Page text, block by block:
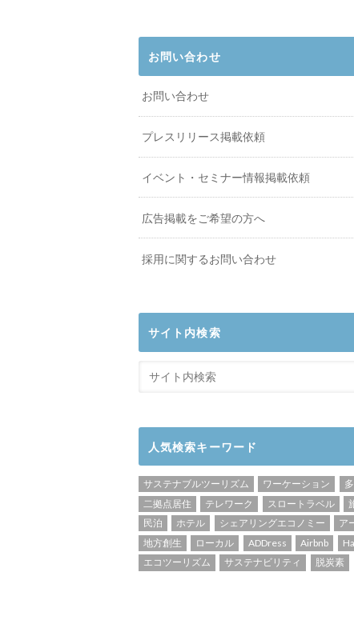
お問い合わせ
お問い合わせ
プレスリリース掲載依頼
イベント・セミナー情報掲載依頼
広告掲載をご希望の方へ
採用に関するお問い合わせ
サイト内検索
人気検索キーワード
サステナブルツーリズム ワーケーション
二拠点居住
テレワーク スロートラベル
民泊
ホテル シェアリングエコノミー
ア
地方創生
ローカル ADDress Airbnb
エコツーリズム
サステナビリティ 脱炭素